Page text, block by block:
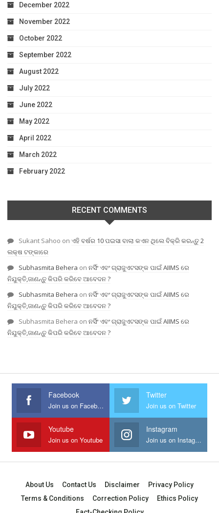
December 2022
November 2022
October 2022
September 2022
August 2022
July 2022
June 2022
May 2022
April 2022
March 2022
February 2022
RECENT COMMENTS
Sukant Sahoo on ଏହି ବର୍ଷର 10 ପଇସା ବାଲା କଏନ ଥିଲେ ବିକ୍ରି କରନ୍ତୁ 2
ଲକ୍ଷ ଟଙ୍କାରେ
Subhasmita Behera on ନର୍ସିଂ ଏବଂ ଗ୍ରାଜୁଏଟସଙ୍କ ପାଇଁ AIIMS ରେ
ନିଯୁକ୍ତି,ଜାଣନ୍ତୁ କିପରି କରିବେ ଆବେଦନ ?
Subhasmita Behera on ନର୍ସିଂ ଏବଂ ଗ୍ରାଜୁଏଟସଙ୍କ ପାଇଁ AIIMS ରେ
ନିଯୁକ୍ତି,ଜାଣନ୍ତୁ କିପରି କରିବେ ଆବେଦନ ?
Subhasmita Behera on ନର୍ସିଂ ଏବଂ ଗ୍ରାଜୁଏଟସଙ୍କ ପାଇଁ AIIMS ରେ
ନିଯୁକ୍ତି,ଜାଣନ୍ତୁ କିପରି କରିବେ ଆବେଦନ ?
Facebook
Join us on Facebook
Twitter
Join us on Twitter
Youtube
Join us on Youtube
Instagram
Join us on Instagram
About Us Contact Us Disclaimer
Privacy Policy
Terms & Conditions
Correction Policy
Ethics Policy